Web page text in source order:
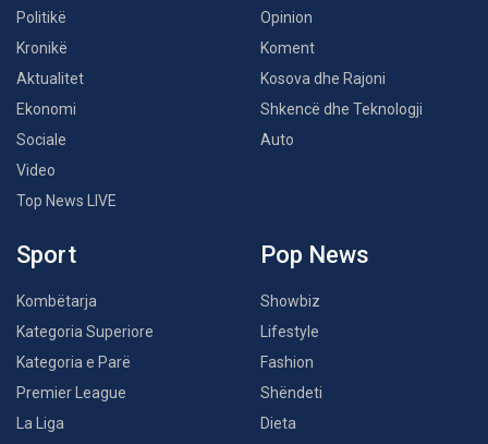
Politikë
Kronikë
Aktualitet
Ekonomi
Sociale
Video
Top News LIVE
Opinion
Koment
Kosova dhe Rajoni
Shkencë dhe Teknologji
Auto
Sport
Kombëtarja
Kategoria Superiore
Kategoria e Parë
Premier League
La Liga
Pop News
Showbiz
Lifestyle
Fashion
Shëndeti
Dieta